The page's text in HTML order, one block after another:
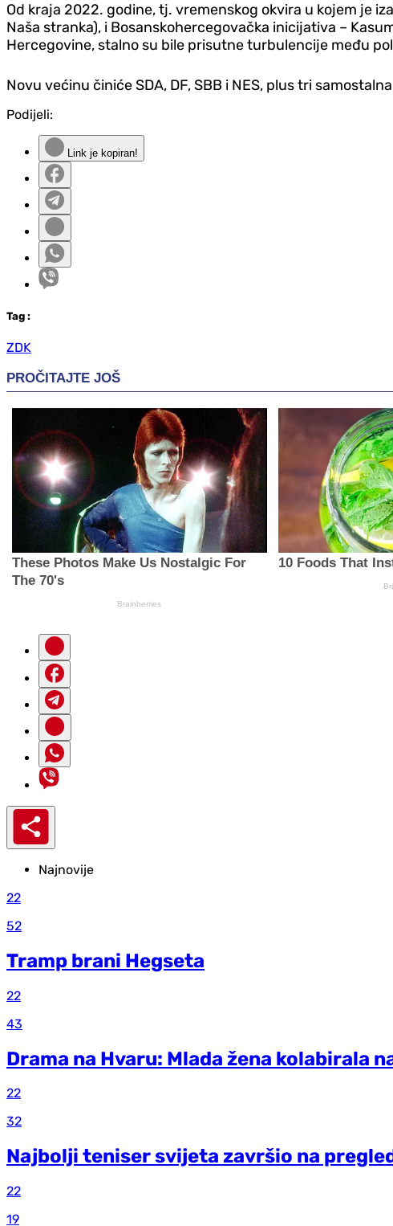
Od kraja 2022. godine, tj. vremenskog okvira u kojem je
Naša stranka), i Bosanskohercegovačka inicijativa –
Hercegovine, stalno su bile prisutne turbulencije među
Novu većinu činiće SDA, DF, SBB i NES, plus tri
Podijeli:
Link je kopiran!
Tag :
ZDK
Najnovije
22
52
Tramp brani Hegseta
22
43
Drama na Hvaru: Mlada žena kolabirala
22
32
Najbolji teniser svijeta završio na
22
19